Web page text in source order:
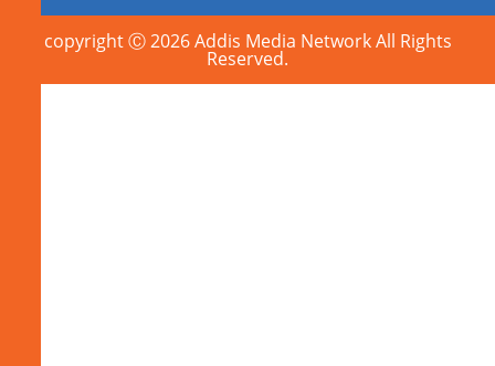
copyright Ⓒ 2026 Addis Media Network All Rights
Reserved.